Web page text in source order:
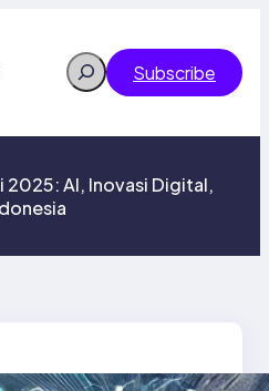
Search Subscribe
2025: AI, Inovasi Digital,